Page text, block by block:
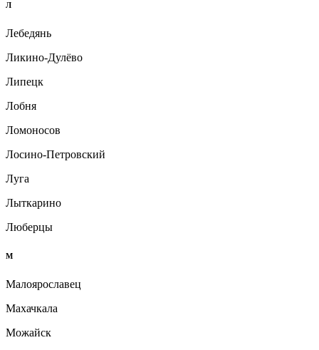
Л
Лебедянь
Ликино-Дулёво
Липецк
Лобня
Ломоносов
Лосино-Петровский
Луга
Лыткарино
Люберцы
М
Малоярославец
Махачкала
Можайск